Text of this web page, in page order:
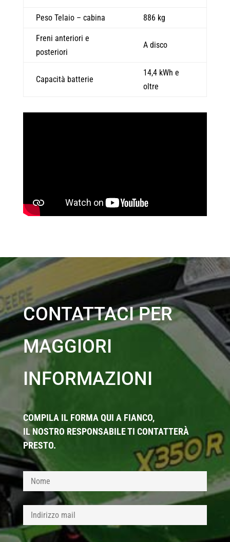
Peso Telaio – cabina 886 kg
Freni anteriori e
posteriori
A disco
Capacità batterie
14,4 kWh e
oltre
CONTATTACI PER
MAGGIORI
INFORMAZIONI
COMPILA IL FORMA QUI A FIANCO,
IL NOSTRO RESPONSABILE TI CONTATTERÀ
PRESTO.